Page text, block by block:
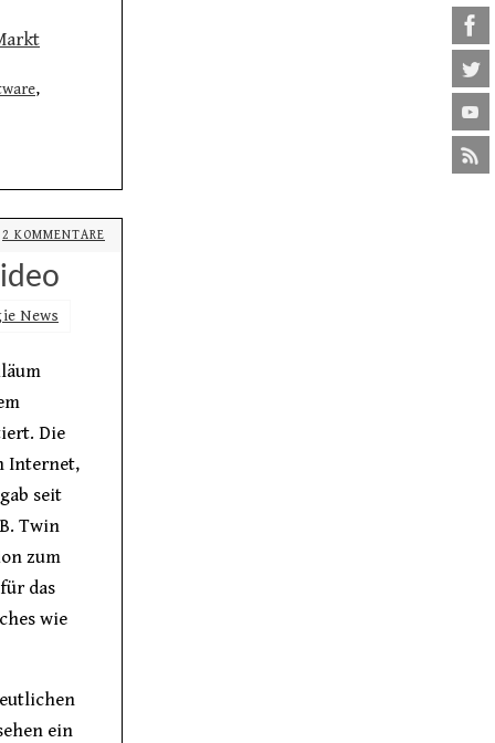
,
2 KOMMENTARE
News
Die
Internet,
seit
Twin
zum
das
wie
ein